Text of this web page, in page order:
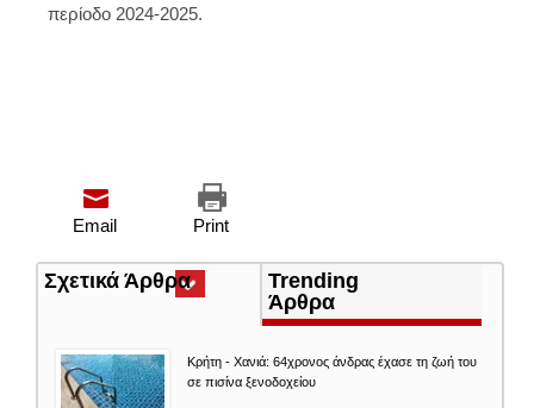
περίοδο 2024-2025.
Print
Email
Σχετικά Άρθρα(ενεργή
καρτέλα)
Trending
Άρθρα
Κρήτη - Χανιά: 64χρονος άνδρας έχασε τη ζωή του
σε πισίνα ξενοδοχείου